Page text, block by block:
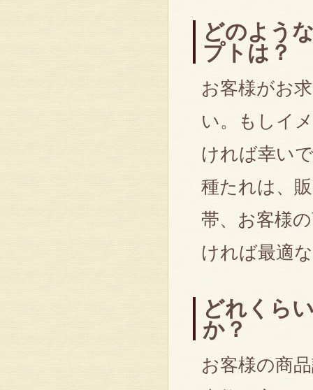
どのよう
プトは？
お客様がお
い。もしイ
ければ幸い
種たれは、
帯、お客様
ければ最適
どれくら
か？
お客様の商